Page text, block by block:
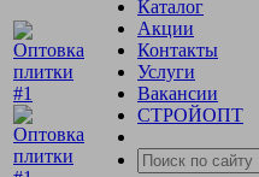
Каталог
Акции
Контакты
Услуги
Вакансии
СТРОЙОПТ